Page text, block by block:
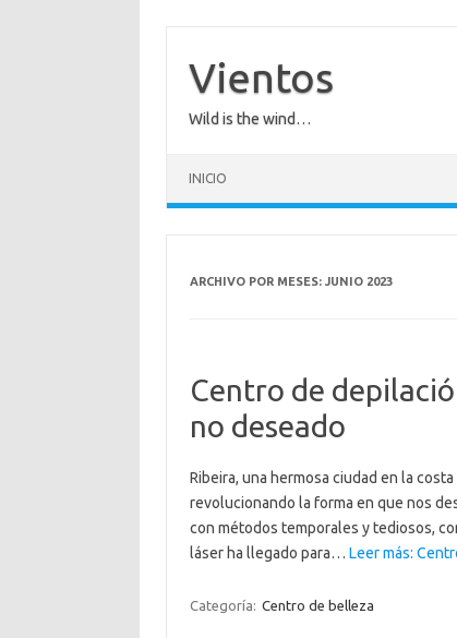
contenido
Vientos
Wild is the wind…
INICIO
ARCHIVO POR MESES: JUNIO 2023
Centro de
no deseado
Ribeira, una hermosa ciudad en la
revolucionando la forma en que nos
con métodos temporales y tediosos,
láser ha llegado para… Leer más:
Categoría: Centro de belleza